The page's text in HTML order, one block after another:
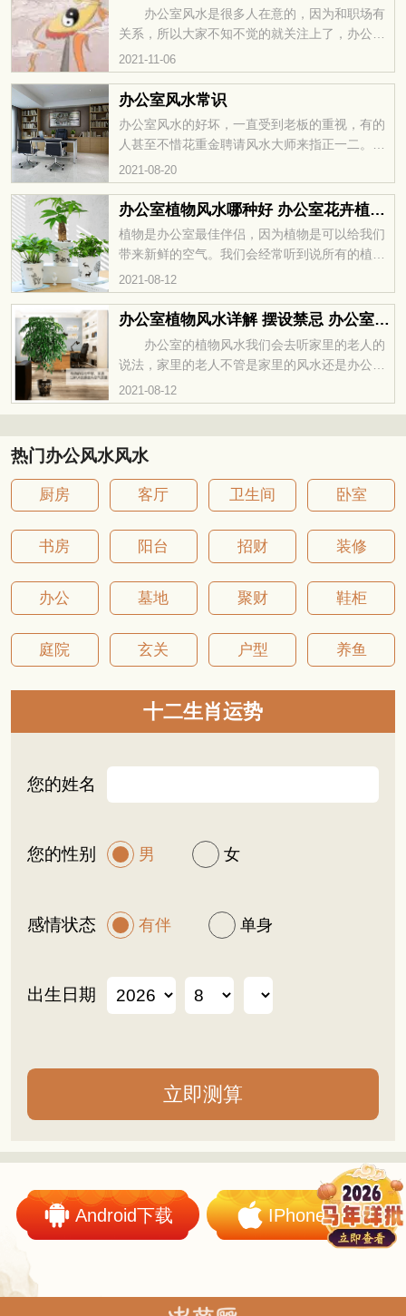
置。 对于上班族来讲，办公环境就是“职场阳
宅”。一个可以“制人”却不“受制于人”的位置，是
职场中最好的风水，也就是说，可以一眼看清别
人的一举一动，又可以保护自
办公室风水是很多人在意的，因为和职场有
关系，所以大家不知不觉的就关注上了，办公室
如果有一个好的风水，那么大家的职场生活会相
对顺利，而这种时候对财运的提升有一定的帮
助。那么今天就让我们一起来看看，财不入暗
会到来 办公室光线暗大家要得到好的工作机
会是不容易的，这种时候职场竞争是很大的，只
有把握住了好的工作机会，那么大家提升财运才
有可能，如果连工作机会都得
2021-11-06
办公室风水常识
办公室风水的好坏，一直受到老板的重视，有的
人甚至不惜花重金聘请风水大师来指正一二。因
为一个办公室要是从风水的角度来看布局得当的
话，那么可以带动公司运势的发展，为员工和老
板带来好运。今天小编就带着大家一
2021-08-20
办公室植物风水哪种好 办公室花卉植物风水摆放的讲究
植物是办公室最佳伴侣，因为植物是可以给我们
带来新鲜的空气。我们会经常听到说所有的植物
都适合放在办公室的角落，其实并不是所有的植
物都适合的，所以每一盆植物的寓意也是不同
的，...
2021-08-12
办公室植物风水详解 摆设禁忌 办公室风水植物有哪些
办公室的植物风水我们会去听家里的老人的
说法，家里的老人不管是家里的风水还是办公室
的风水他们都是研究很多年的风水方位，所以办
公室的植物风水摆设禁忌是非常有讲究的，一盆
2021-08-12
热门办公风水风水
厨房 客厅 卫生间 卧室
书房 阳台 招财 装修
办公 墓地 聚财 鞋柜
庭院 玄关 户型 养鱼
十二生肖运势
您的姓名
您的性别 男 女
感情状态 有伴 单身
出生日期
Android下载 IPhone下载